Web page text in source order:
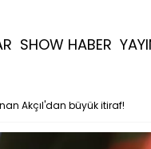
SHOW HABER
Akçıl'dan büyük itiraf!